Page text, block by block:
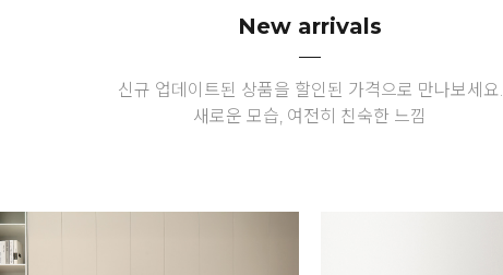
New arrivals
신규 업데이트된 상품을 할인된 가격으로 만나보세요.
새로운 모습, 여전히 친숙한 느낌